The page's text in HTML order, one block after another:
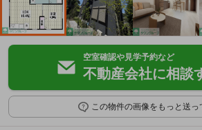
空室確認や見学予約など
不動産会社に相談
この物件の画像をもっと送っ